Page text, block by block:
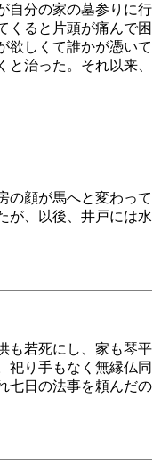
自分の家の墓参りに行
くると片頭が痛んで困
欲しくて誰かが憑いて
治った。それ以来、
の顔が馬へと変わって
が、以後、井戸には水
も若死にし、家も琴平
祀り手もなく無縁仏同
七日の法事を頼んだの